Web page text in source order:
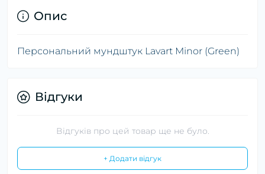
Опис
Персональний мундштук Lavart Minor (Green)
Відгуки
Відгуків про цей товар ще не було.
+ Додати відгук